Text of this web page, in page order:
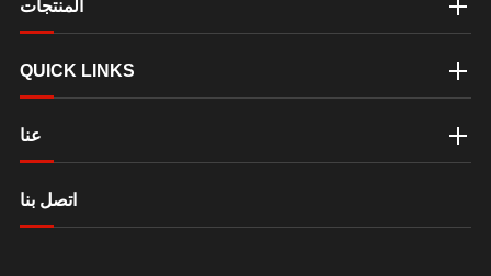
المنتجات
QUICK LINKS
عنا
اتصل بنا